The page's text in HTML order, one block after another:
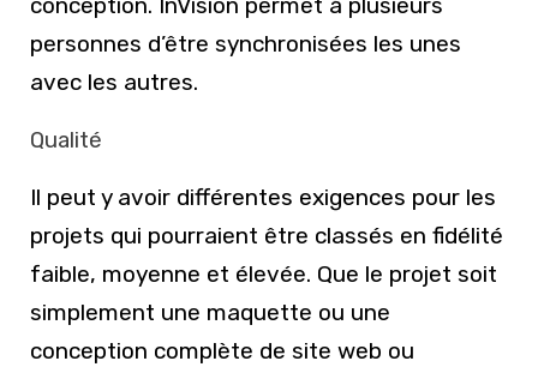
personnes d’être synchronisées les unes
avec les autres.
Qualité
Il peut y avoir différentes exigences pour les
projets qui pourraient être classés en fidélité
faible, moyenne et élevée. Que le projet soit
simplement une maquette ou une
conception complète de site web ou